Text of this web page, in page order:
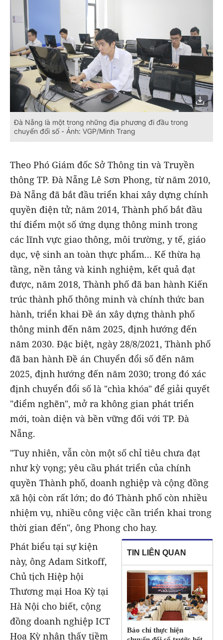
Đà Nẵng là một trong những địa phương đi đầu trong
chuyển đổi số - Ảnh: VGP/Minh Trang
Theo Phó Giám đốc Sở Thông tin và Truyền
thông TP. Đà Nẵng Lê Sơn Phong, từ năm 2010,
Đà Nẵng đã bắt đầu triển khai xây dựng chính
quyền điện tử; năm 2014, Thành phố bắt đầu
thí điểm một số ứng dụng thông minh trong
các lĩnh vực giao thông, môi trường, y tế, giáo
dục, vệ sinh an toàn thực phẩm... Kế thừa hạ
tầng, nền tảng và kinh nghiệm, kết quả đạt
được, năm 2018, Thành phố đã ban hành Kiến
trúc thành phố thông minh và chính thức ban
hành, triển khai Đề án xây dựng thành phố
thông minh đến năm 2025, định hướng đến
năm 2030. Đặc biệt, ngày 28/8/2021, Thành phố
đã ban hành Đề án Chuyển đổi số đến năm
2025, định hướng đến năm 2030; trong đó xác
định chuyển đổi số là "chìa khóa" để giải quyết
"điểm nghẽn", mở ra không gian phát triển
mới, toàn diện và bền vững đối với TP. Đà
Nẵng.
"Tuy nhiên, vẫn còn một số chỉ tiêu chưa đạt
như kỳ vọng; yêu cầu phát triển của chính
quyền Thành phố, doanh nghiệp và cộng đồng
xã hội còn rất lớn; do đó Thành phố còn nhiều
nhiệm vụ, nhiều công việc cần triển khai trong
thời gian đến", ông Phong cho hay.
TIN LIÊN QUAN
Báo chí thực hiện
Phát biểu tại sự kiện
này, ông Adam Sitkoff,
Chủ tịch Hiệp hội
Thương mại Hoa Kỳ tại
Hà Nội cho biết, cộng
đồng doanh nghiệp ICT
Hoa Kỳ nhận thấy tiềm